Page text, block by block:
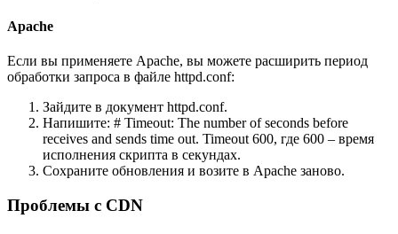
Apache
Если вы применяете Apache, вы можете расширить период
обработки запроса в файле httpd.conf:
Зайдите в документ httpd.conf.
Напишите: # Timeout: The number of seconds before
receives and sends time out. Timeout 600, где 600 – время
исполнения скрипта в секундах.
Сохраните обновления и возите в Apache заново.
Проблемы с CDN